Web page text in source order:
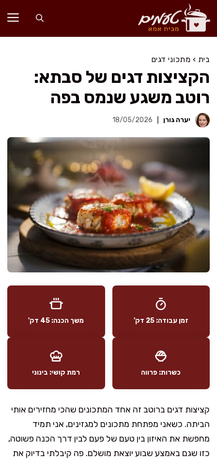
לדלג
לתוכן
בית › מתכוני דגים
הקציצות דגים של סבתא:
רוטב משגע שנמס בפה
יערה גורן 18/05/2026
זמן עבודה: 25 דק' משך הכנה: 45 דק'
כשרות: פרווה רמת קושי: בינוני
קציצות דגים ברוטב זה אחד המתכונים שהכי מחזירים אותי
הביתה. כשאני מפתחת מתכונים למגזינים, אני תמיד
מחפשת את האיזון בין טעם של פעם לבין דרך הכנה פשוטה,
כזו שגם באמצע שבוע יוצאת מושלם. פה קיבלתי בדיוק את